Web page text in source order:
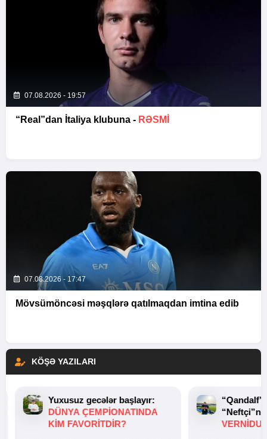
07.08.2026 - 19:57
“Real”dan İtaliya klubuna - RƏSMİ
07.08.2026 - 17:47
Mövsümöncəsi məşqlərə qatılmaqdan imtina edib
KÖŞƏ YAZILARI
Yuxusuz gecələr başlayır:
DÜNYA ÇEMPIONATINDA
KIM FAVORITDIR?